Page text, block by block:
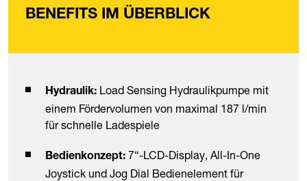
BENEFITS IM ÜBERBLICK
Hydraulik: Load Sensing Hydraulikpumpe mit
einem Fördervolumen von maximal 187 l/min
für schnelle Ladespiele
Bedienkonzept: 7“-LCD-Display, All-In-One
Joystick und Jog Dial Bedienelement für